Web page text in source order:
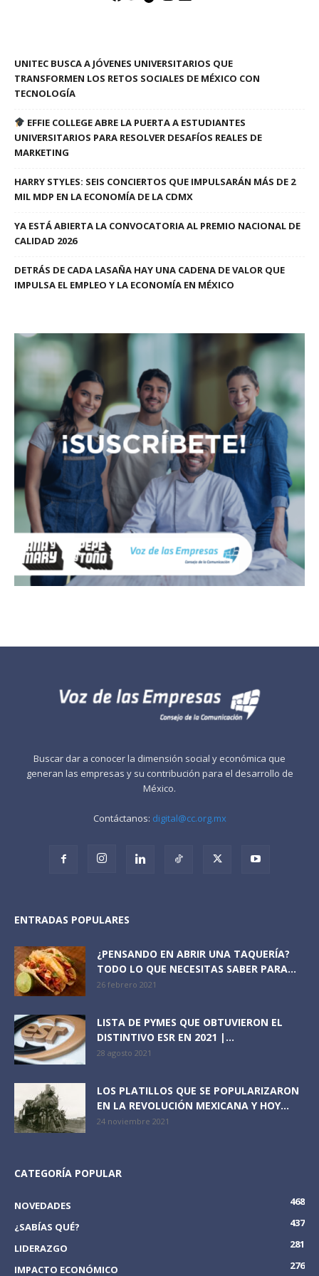
UNITEC BUSCA A JÓVENES UNIVERSITARIOS QUE
TRANSFORMEN LOS RETOS SOCIALES DE MÉXICO CON
TECNOLOGÍA
EFFIE COLLEGE ABRE LA PUERTA A ESTUDIANTES
UNIVERSITARIOS PARA RESOLVER DESAFÍOS REALES DE
MARKETING
HARRY STYLES: SEIS CONCIERTOS QUE IMPULSARÁN MÁS DE 2
MIL MDP EN LA ECONOMÍA DE LA CDMX
YA ESTÁ ABIERTA LA CONVOCATORIA AL PREMIO NACIONAL DE
CALIDAD 2026
DETRÁS DE CADA LASAÑA HAY UNA CADENA DE VALOR QUE
IMPULSA EL EMPLEO Y LA ECONOMÍA EN MÉXICO
Buscar dar a conocer la dimensión social y económica que
generan las empresas y su contribución para el desarrollo de
México.
Contáctanos: digital@cc.org.mx
ENTRADAS POPULARES
¿PENSANDO EN ABRIR UNA TAQUERÍA?
TODO LO QUE NECESITAS SABER PARA...
26 febrero 2021
LISTA DE PYMES QUE OBTUVIERON EL
DISTINTIVO ESR EN 2021 |...
28 agosto 2021
LOS PLATILLOS QUE SE POPULARIZARON
EN LA REVOLUCIÓN MEXICANA Y HOY...
24 noviembre 2021
CATEGORÍA POPULAR
NOVEDADES
468
¿SABÍAS QUÉ?
437
LIDERAZGO
281
IMPACTO ECONÓMICO
276